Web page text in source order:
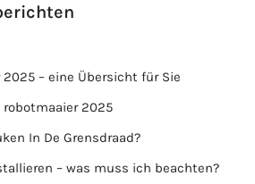
– eine Übersicht für Sie
2025
In De Grensdraad?
– was muss ich beachten?